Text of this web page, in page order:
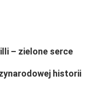
– zielone serce
historii